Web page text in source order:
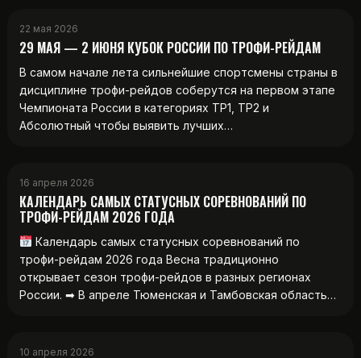
22 мая 2026
29 МАЯ — 2 ИЮНЯ КУБОК РОССИИ ПО ТРОФИ-РЕЙДАМ
В самом начале лета сильнейшие спортсмены страны в
дисциплине трофи-рейдов соберутся на первом этапе
Чемпионата России в категориях ТР1, ТР2 и
Абсолютный чтобы выявить лучших…
16 апреля 2026
КАЛЕНДАРЬ САМЫХ СТАТУСНЫХ СОРЕВНОВАНИЙ ПО
ТРОФИ-РЕЙДАМ 2026 ГОДА
Календарь самых статусных соревнований по
трофи-рейдам 2026 года Весна традиционно
открывает сезон трофи-рейдов в разных регионах
России. ➡ В апреле Тюменская и Тамбовская область…
10 апреля 2026